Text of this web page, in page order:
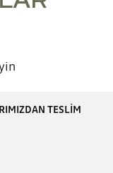
TESLIM